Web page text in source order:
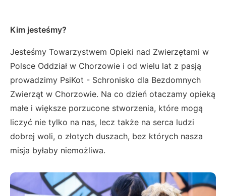
Kim jesteśmy?
Jesteśmy Towarzystwem Opieki nad Zwierzętami w
Polsce Oddział w Chorzowie i od wielu lat z pasją
prowadzimy PsiKot - Schronisko dla Bezdomnych
Zwierząt w Chorzowie. Na co dzień otaczamy opieką
małe i większe porzucone stworzenia, które mogą
liczyć nie tylko na nas, lecz także na serca ludzi
dobrej woli, o złotych duszach, bez których nasza
misja byłaby niemożliwa.